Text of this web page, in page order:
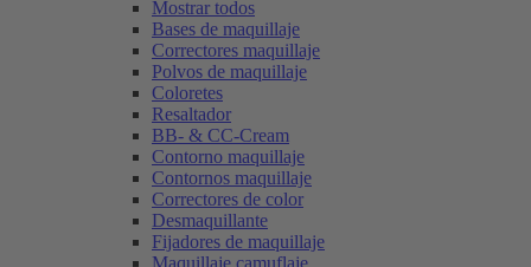
Mostrar todos
Bases de maquillaje
Correctores maquillaje
Polvos de maquillaje
Coloretes
Resaltador
BB- & CC-Cream
Contorno maquillaje
Contornos maquillaje
Correctores de color
Desmaquillante
Fijadores de maquillaje
Maquillaje camuflaje